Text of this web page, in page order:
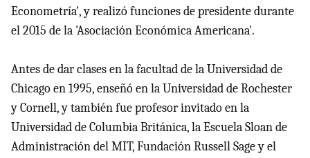
Econometría', y realizó funciones de presidente durante
el 2015 de la 'Asociación Económica Americana'.
Antes de dar clases en la facultad de la Universidad de
Chicago en 1995, enseñó en la Universidad de Rochester
y Cornell, y también fue profesor invitado en la
Universidad de Columbia Británica, la Escuela Sloan de
Administración del MIT, Fundación Russell Sage y el